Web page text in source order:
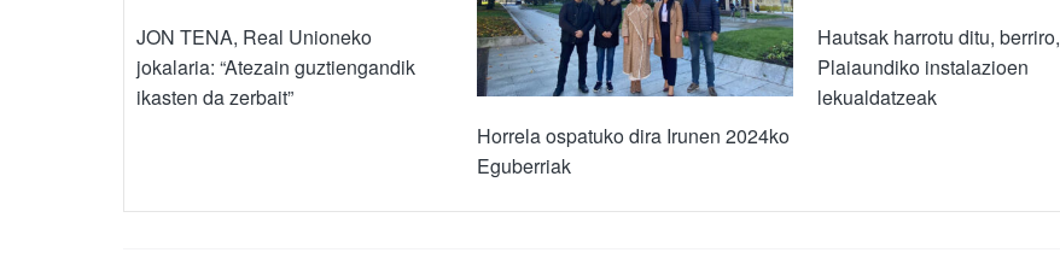
JON TENA, Real Unioneko
jokalaria: “Atezain guztiengandik
ikasten da zerbait”
Horrela ospatuko dira Irunen 2024ko
Eguberriak
Hautsak harrotu ditu, berriro,
Plaiaundiko instalazioen
lekualdatzeak